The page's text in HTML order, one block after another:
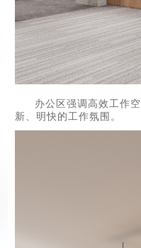
办公区强调高效工作
新、明快的工作氛围。